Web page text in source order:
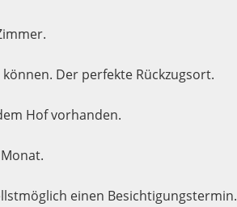
Der perfekte Rückzugsort.
Hof vorhanden.
einen Besichtigungstermin.